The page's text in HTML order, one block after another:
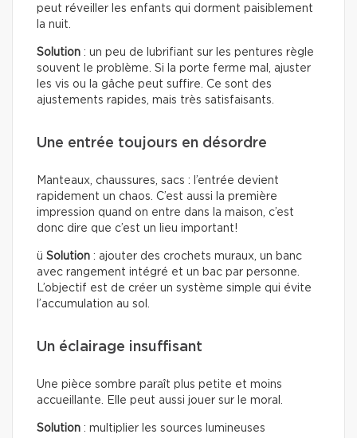
peut réveiller les enfants qui dorment paisiblement
la nuit.
Solution : un peu de lubrifiant sur les pentures règle
souvent le problème. Si la porte ferme mal, ajuster
les vis ou la gâche peut suffire. Ce sont des
ajustements rapides, mais très satisfaisants.
Une entrée toujours en désordre
Manteaux, chaussures, sacs : l’entrée devient
rapidement un chaos. C’est aussi la première
impression quand on entre dans la maison, c’est
donc dire que c’est un lieu important!
ü Solution : ajouter des crochets muraux, un banc
avec rangement intégré et un bac par personne.
L’objectif est de créer un système simple qui évite
l’accumulation au sol.
Un éclairage insuffisant
Une pièce sombre paraît plus petite et moins
accueillante. Elle peut aussi jouer sur le moral.
Solution : multiplier les sources lumineuses